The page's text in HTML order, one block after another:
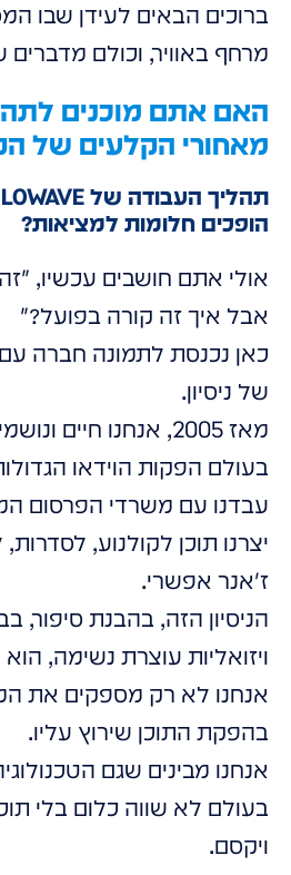
ברוכים הבאים לעידן שבו
מרחף באוויר, וכולם מדברים
האם אתם מוכנים
מאחורי הקלעים של
הופכים חלומות למציאות?
אולי אתם חושבים עכשיו,
אבל איך זה קורה בפועל?"
כאן נכנסת לתמונה חברה
של ניסיון.
מאז 2005, אנחנו חיים
בעולם הפקות הוידאו
עבדנו עם משרדי הפרסום
יצרנו תוכן לקולנוע,
ז'אנר אפשרי.
הניסיון הזה, בהבנת סיפור,
ויזואליות עוצרת נשימה,
אנחנו לא רק מספקים את
בהפקת התוכן שירוץ עליו.
אנחנו מבינים שגם
בעולם לא שווה כלום בלי
ויקסם.